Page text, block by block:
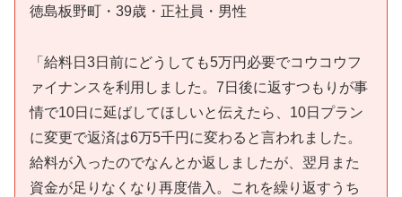
徳島板野町・39歳・正社員・男性
「給料日3日前にどうしても5万円必要でコウコウフ
ァイナンスを利用しました。7日後に返すつもりが事
情で10日に延ばしてほしいと伝えたら、10日プラン
に変更で返済は6万5千円に変わると言われました。
給料が入ったのでなんとか返しましたが、翌月また
資金が足りなくなり再度借入。これを繰り返すうち